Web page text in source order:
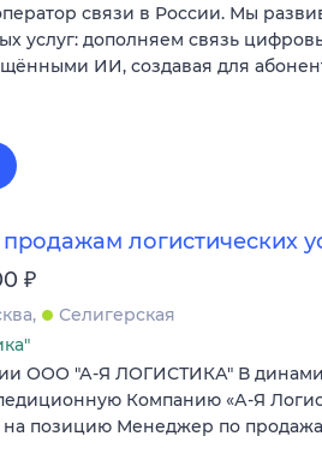
связи в России. Мы
услуг: дополняем связь
ИИ, создавая для
логистических
₽
Селигерская
ООО "А-Я ЛОГИСТИКА" В
Компанию «А-Я
на позицию Менеджер по